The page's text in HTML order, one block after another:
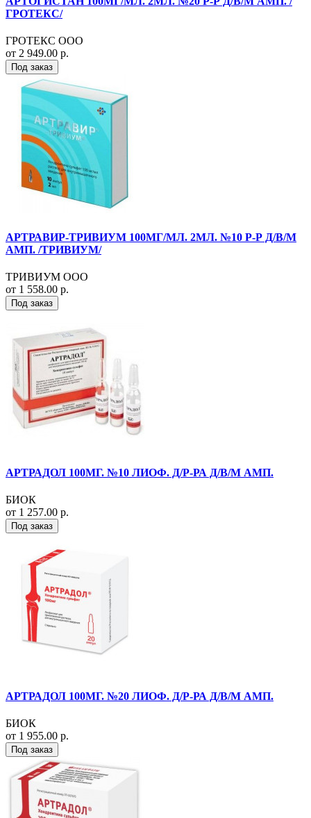
ГРОТЕКС/
ГРОТЕКС ООО
от 2 949.00 р.
Под заказ
АРТРАВИР-ТРИВИУМ 100МГ/МЛ. 2МЛ. №10 Р-Р Д/В/М
АМП. /ТРИВИУМ/
ТРИВИУМ ООО
от 1 558.00 р.
Под заказ
АРТРАДОЛ 100МГ. №10 ЛИОФ. Д/Р-РА Д/В/М АМП.
БИОК
от 1 257.00 р.
Под заказ
АРТРАДОЛ 100МГ. №20 ЛИОФ. Д/Р-РА Д/В/М АМП.
БИОК
от 1 955.00 р.
Под заказ